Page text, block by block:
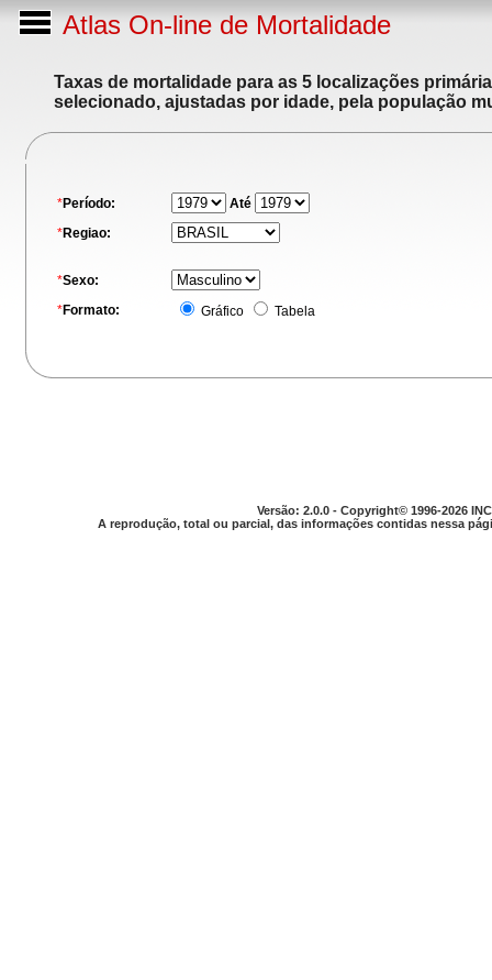
Atlas On-line de Mortalidade
Taxas de mortalidade para as 5 localizações
selecionado, ajustadas por idade, pela população
*Período:
Até
*Regiao:
*Sexo:
*Formato: Gráfico Tabela
Versão: 2.0.0 - Copyright© 1996-2026
A reprodução, total ou parcial, das informações contidas nessa